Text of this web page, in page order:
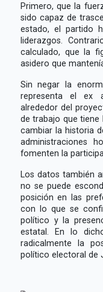
Primero, que la
sido capaz de
estado, el partido
liderazgos.
calculado, que la
asidero que
Sin negar la
representa el ex
alrededor del
de trabajo que tiene
cambiar la historia
administraciones
fomenten la
Los datos también
no se puede
posición en las
con lo que se
político y la
estatal. En lo
radicalmente la
político electoral de